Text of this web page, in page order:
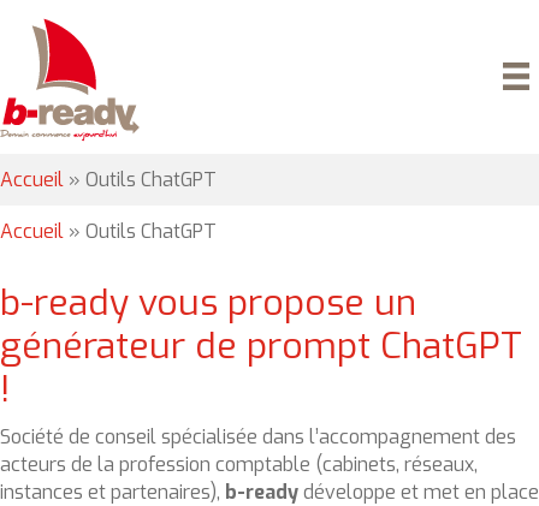
Accueil » Outils ChatGPT
Accueil » Outils ChatGPT
b-ready vous propose un
générateur de prompt ChatGPT
!
Société de conseil spécialisée dans l’accompagnement des
acteurs de la profession comptable (cabinets, réseaux,
instances et partenaires), b-readydéveloppe et met en place